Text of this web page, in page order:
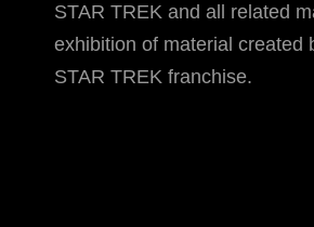
STAR TREK and all related
exhibition of material created
STAR TREK franchise.